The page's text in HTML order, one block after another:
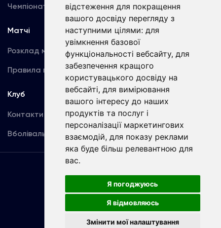
відстеження для покращення
вашого досвіду перегляду з
наступними цілями: для
увімкнення базової
функціональності вебсайту, для
забезпечення кращого
користувацького досвіду на
вебсайті, для вимірювання
вашого інтересу до наших
продуктів та послуг і
персоналізації маркетингових
взаємодій, для показу реклами
яка буде більш релевантною для
вас.
Я погоджуюсь
Я відмовляюсь
Змінити мої налаштування
Чемпіонат України Акредитація
Матчі
Розклад матчів
Правила поведінки
Команда
Перша команда
U19
Клуб
Контакти
Вболівальникам
Угода
користувача
Copyright © ФК «Динамо» Київ